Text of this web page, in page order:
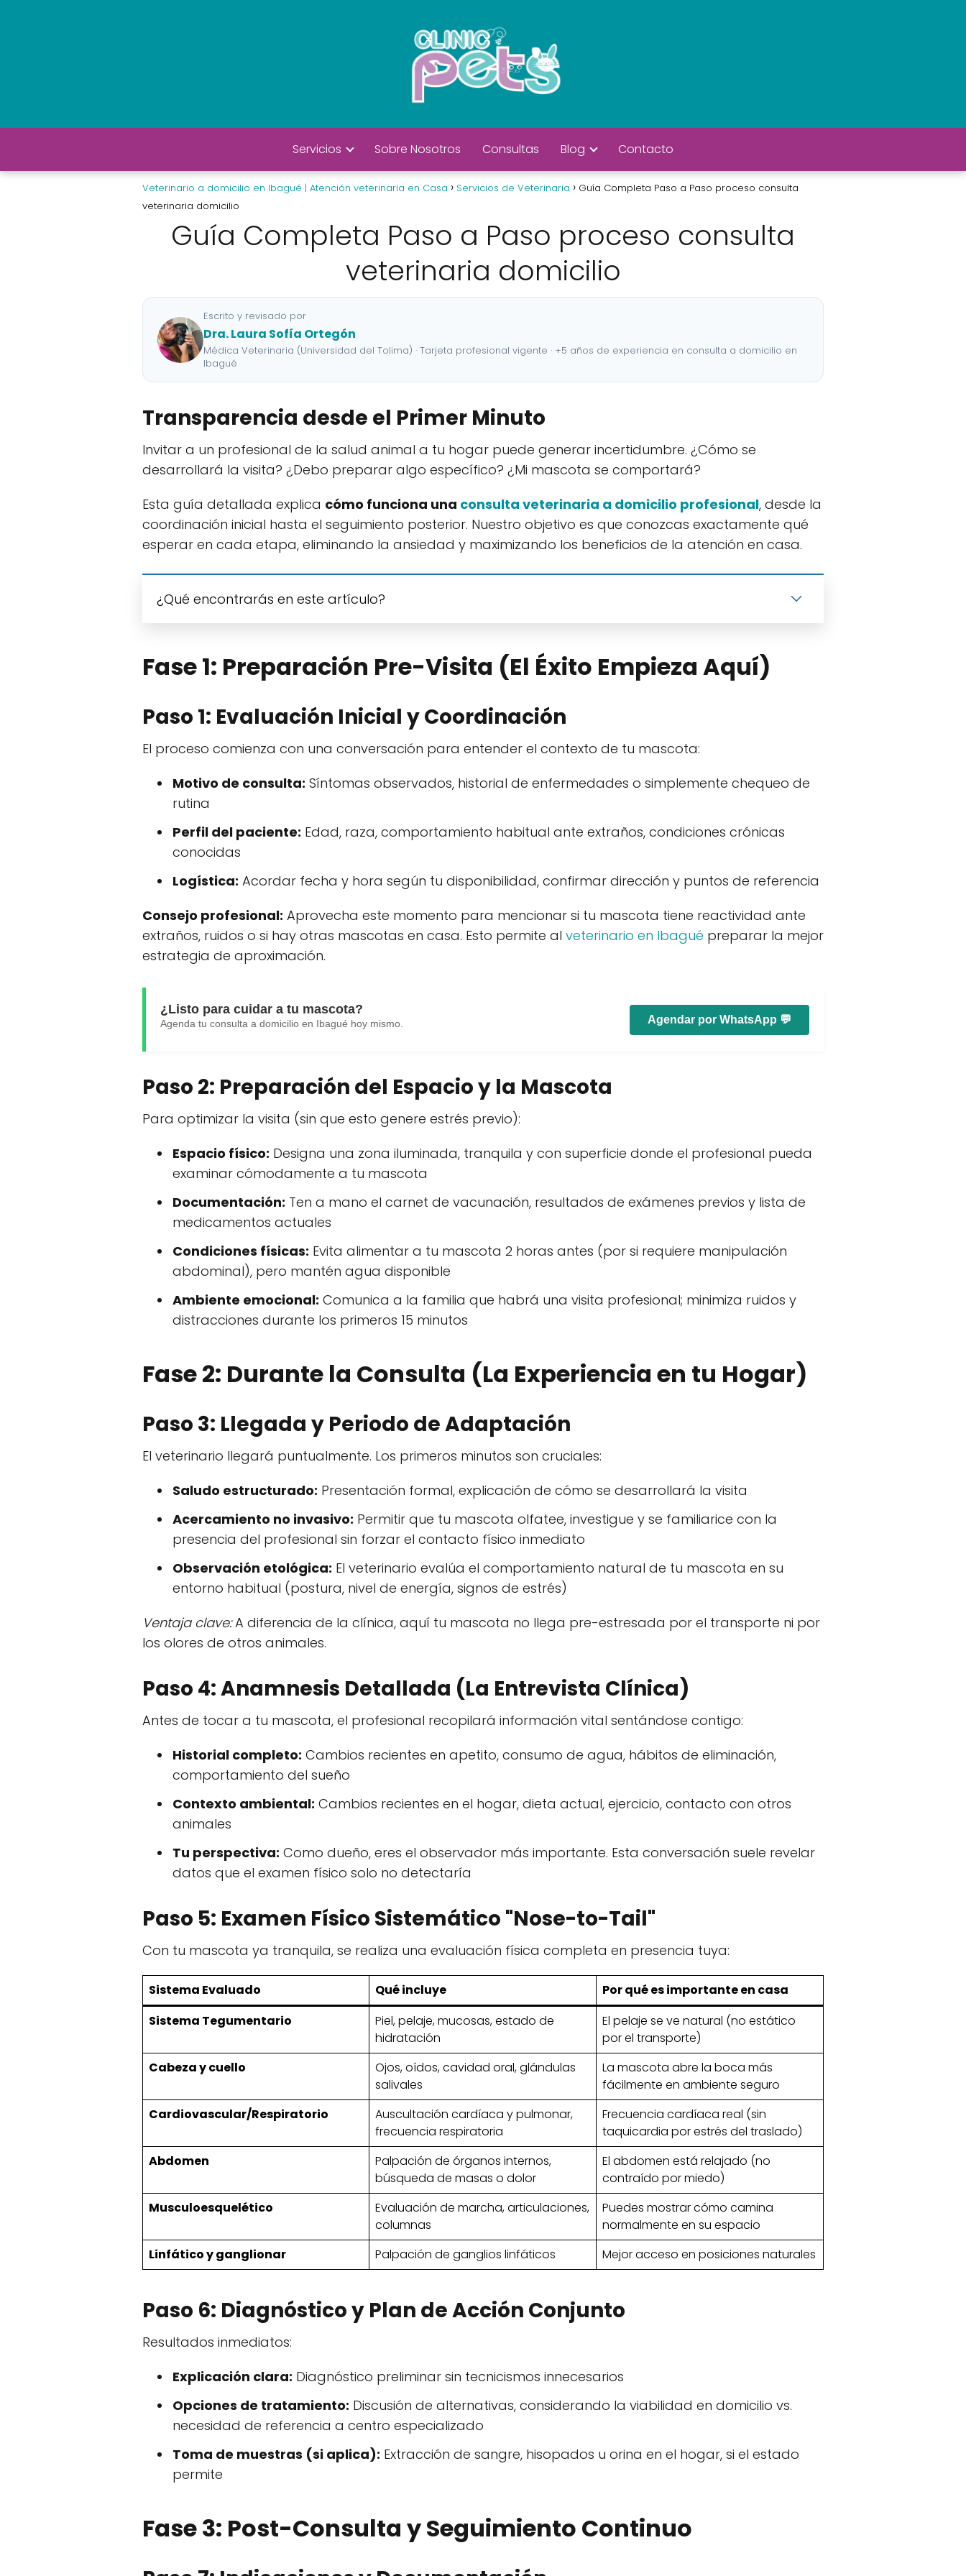
Servicios Sobre Nosotros Consultas Blog Contacto
Veterinario a domicilio en Ibagué | Atención veterinaria en Casa Servicios de Veterinaria
Guía Completa Paso a Paso proceso consulta
veterinaria domicilio
Guía Completa Paso a Paso proceso consulta
veterinaria domicilio
Escrito y revisado por
Dra. Laura Sofía Ortegón
Médica Veterinaria (Universidad del Tolima) · Tarjeta profesional vigente · +5 años de experiencia en consulta a domicilio en
Ibagué
Transparencia desde el Primer Minuto
Invitar a un profesional de la salud animal a tu hogar puede generar incertidumbre. ¿Cómo se
desarrollará la visita? ¿Debo preparar algo específico? ¿Mi mascota se comportará?
Esta guía detallada explica cómo funciona una consulta veterinaria a domicilio profesional, desde la
coordinación inicial hasta el seguimiento posterior. Nuestro objetivo es que conozcas exactamente qué
esperar en cada etapa, eliminando la ansiedad y maximizando los beneficios de la atención en casa.
¿Qué encontrarás en este artículo?
Fase 1: Preparación Pre-Visita (El Éxito Empieza Aquí)
Paso 1: Evaluación Inicial y Coordinación
El proceso comienza con una conversación para entender el contexto de tu mascota:
Motivo de consulta: Síntomas observados, historial de enfermedades o simplemente chequeo de
rutina
Perfil del paciente: Edad, raza, comportamiento habitual ante extraños, condiciones crónicas
conocidas
Logística: Acordar fecha y hora según tu disponibilidad, confirmar dirección y puntos de referencia
Consejo profesional: Aprovecha este momento para mencionar si tu mascota tiene reactividad ante
extraños, ruidos o si hay otras mascotas en casa. Esto permite al veterinario en Ibagué preparar la mejor
estrategia de aproximación.
¿Listo para cuidar a tu mascota?
Agenda tu consulta a domicilio en Ibagué hoy mismo. Agendar por WhatsApp 💬
Paso 2: Preparación del Espacio y la Mascota
Para optimizar la visita (sin que esto genere estrés previo):
Espacio físico: Designa una zona iluminada, tranquila y con superficie donde el profesional pueda
examinar cómodamente a tu mascota
Documentación: Ten a mano el carnet de vacunación, resultados de exámenes previos y lista de
medicamentos actuales
Condiciones físicas: Evita alimentar a tu mascota 2 horas antes (por si requiere manipulación
abdominal), pero mantén agua disponible
Ambiente emocional: Comunica a la familia que habrá una visita profesional; minimiza ruidos y
distracciones durante los primeros 15 minutos
Fase 2: Durante la Consulta (La Experiencia en tu Hogar)
Paso 3: Llegada y Periodo de Adaptación
El veterinario llegará puntualmente. Los primeros minutos son cruciales:
Saludo estructurado: Presentación formal, explicación de cómo se desarrollará la visita
Acercamiento no invasivo: Permitir que tu mascota olfatee, investigue y se familiarice con la
presencia del profesional sin forzar el contacto físico inmediato
Observación etológica: El veterinario evalúa el comportamiento natural de tu mascota en su
entorno habitual (postura, nivel de energía, signos de estrés)
Ventaja clave:A diferencia de la clínica, aquí tu mascota no llega pre-estresada por el transporte ni por
los olores de otros animales.
Paso 4: Anamnesis Detallada (La Entrevista Clínica)
Antes de tocar a tu mascota, el profesional recopilará información vital sentándose contigo:
Historial completo: Cambios recientes en apetito, consumo de agua, hábitos de eliminación,
comportamiento del sueño
Contexto ambiental: Cambios recientes en el hogar, dieta actual, ejercicio, contacto con otros
animales
Tu perspectiva: Como dueño, eres el observador más importante. Esta conversación suele revelar
datos que el examen físico solo no detectaría
Paso 5: Examen Físico Sistemático "Nose-to-Tail"
Con tu mascota ya tranquila, se realiza una evaluación física completa en presencia tuya:
Sistema Evaluado Qué incluye
Por qué es importante en casa
Sistema Tegumentario
Piel, pelaje, mucosas, estado de
hidratación
El pelaje se ve natural (no estático
por el transporte)
Cabeza y cuello
Ojos, oídos, cavidad oral, glándulas
salivales
La mascota abre la boca más
fácilmente en ambiente seguro
Cardiovascular/Respiratorio
Auscultación cardíaca y pulmonar,
frecuencia respiratoria
Frecuencia cardíaca real (sin
taquicardia por estrés del traslado)
Abdomen
Palpación de órganos internos,
búsqueda de masas o dolor
El abdomen está relajado (no
contraído por miedo)
Musculoesquelético
Evaluación de marcha, articulaciones,
columnas
Puedes mostrar cómo camina
normalmente en su espacio
Linfático y ganglionar
Palpación de ganglios linfáticos Mejor acceso en posiciones naturales
Paso 6: Diagnóstico y Plan de Acción Conjunto
Resultados inmediatos:
Explicación clara: Diagnóstico preliminar sin tecnicismos innecesarios
Opciones de tratamiento: Discusión de alternativas, considerando la viabilidad en domicilio vs.
necesidad de referencia a centro especializado
Toma de muestras (si aplica): Extracción de sangre, hisopados u orina en el hogar, si el estado
permite
Fase 3: Post-Consulta y Seguimiento Continuo